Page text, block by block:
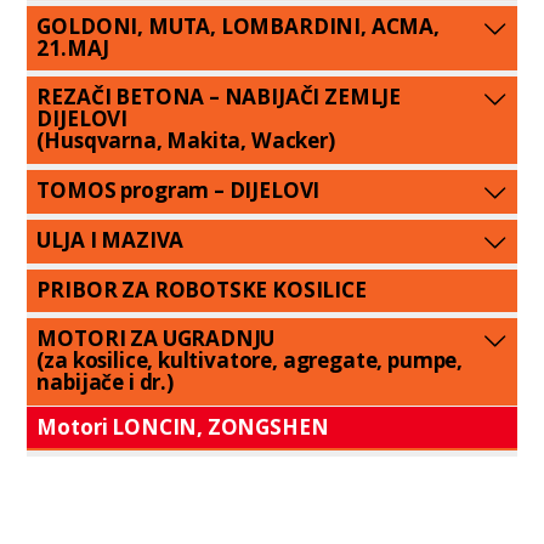
GOLDONI, MUTA, LOMBARDINI, ACMA,
21.MAJ
REZAČI BETONA – NABIJAČI ZEMLJE
DIJELOVI
(Husqvarna, Makita, Wacker)
TOMOS program – DIJELOVI
ULJA I MAZIVA
PRIBOR ZA ROBOTSKE KOSILICE
MOTORI ZA UGRADNJU
(za kosilice, kultivatore, agregate, pumpe,
nabijače i dr.)
Motori LONCIN, ZONGSHEN